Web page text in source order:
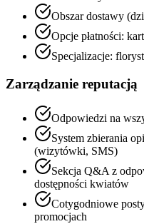
Obszar dostawy
Opcje płatności:
Specjalizacje:
Zarządzanie reputacją
Odpowiedzi na
System zbierania
(wizytówki, SMS)
Sekcja Q&A z
dostępności kwiatów
Cotygodniowe
promocjach